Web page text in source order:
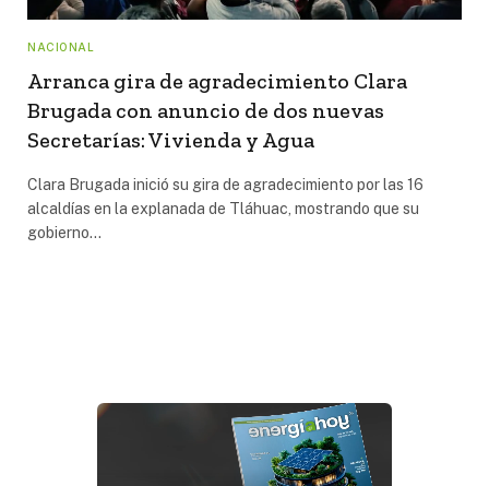
NACIONAL
Arranca gira de agradecimiento Clara
Brugada con anuncio de dos nuevas
Secretarías: Vivienda y Agua
Clara Brugada inició su gira de agradecimiento por las 16
alcaldías en la explanada de Tláhuac, mostrando que su
gobierno…